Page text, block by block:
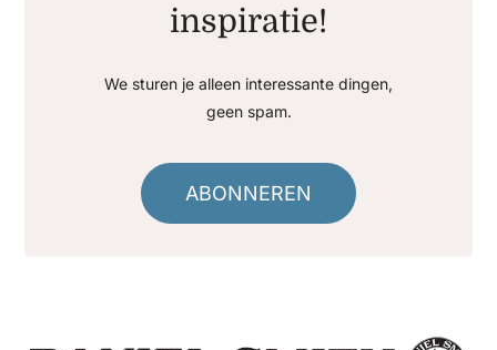
inspiratie!
We sturen je alleen interessante dingen,
geen spam.
ABONNEREN